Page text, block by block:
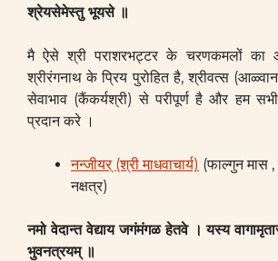
श्रेयसेमेस्तु भूयसे ॥
मै ऐसे श्री पराशरभट्टर के चरणकमलों का
श्रीरंगनाथ के प्रिय पुरोहित है, श्रीवत्स
सेवाभाव (कैंकर्यश्री) से परीपूर्ण है और हम
प्रदान करे ।
नन्जीयर् (श्री माधवाचार्य) (फाल्गुन मास ,
नक्षत्र)
नमो वेदान्त वेद्याय जगंमंगळ हेतवे । यस्य
भुवनत्रयम् ॥